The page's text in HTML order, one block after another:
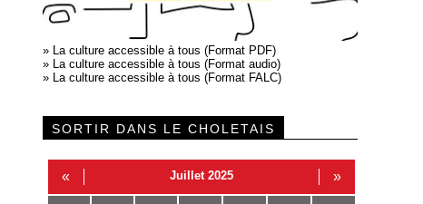
» La culture accessible à tous (Format PDF)
» La culture accessible à tous (Format audio)
» La culture accessible à tous (Format FALC)
SORTIR DANS LE CHOLETAIS
« Juillet 2025 »